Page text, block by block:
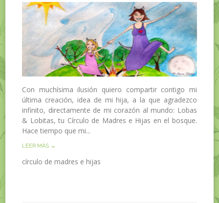
Con muchísima ilusión quiero compartir contigo mi
última creación, idea de mi hija, a la que agradezco
infinito, directamente de mi corazón al mundo: Lobas
& Lobitas, tu Círculo de Madres e Hijas en el bosque.
Hace tiempo que mi...
LEER MÁS →
círculo de madres e hijas